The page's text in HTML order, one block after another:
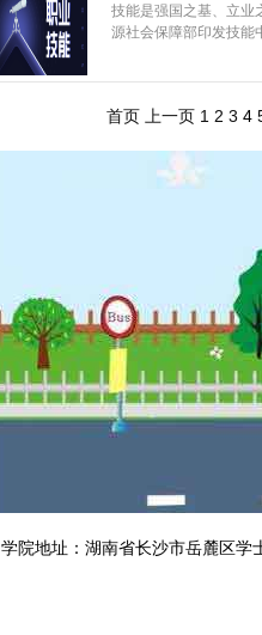
技能是强国之基、立业
源社会保障部印发技能
首页 上一页 1 2 3 4
学院地址：湖南省长沙市岳麓区